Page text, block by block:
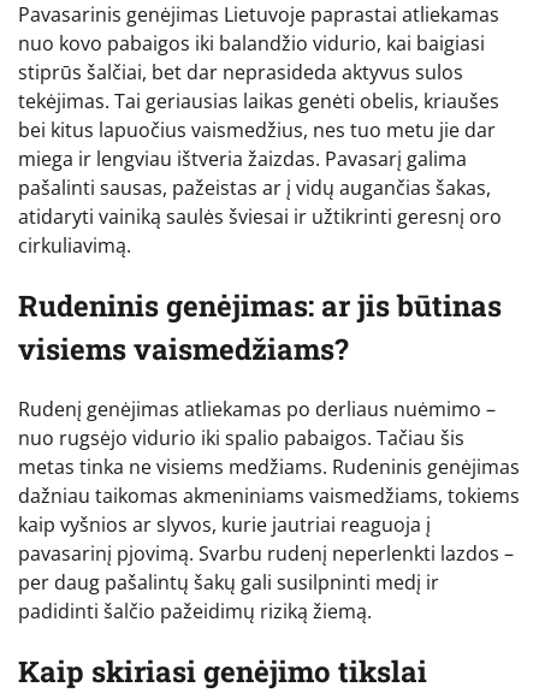
Pavasarinis genėjimas Lietuvoje paprastai atliekamas
nuo kovo pabaigos iki balandžio vidurio, kai baigiasi
stiprūs šalčiai, bet dar neprasideda aktyvus sulos
tekėjimas. Tai geriausias laikas genėti obelis, kriaušes
bei kitus lapuočius vaismedžius, nes tuo metu jie dar
miega ir lengviau ištveria žaizdas. Pavasarį galima
pašalinti sausas, pažeistas ar į vidų augančias šakas,
atidaryti vainiką saulės šviesai ir užtikrinti geresnį oro
cirkuliavimą.
Rudeninis genėjimas: ar jis būtinas
visiems vaismedžiams?
Rudenį genėjimas atliekamas po derliaus nuėmimo –
nuo rugsėjo vidurio iki spalio pabaigos. Tačiau šis
metas tinka ne visiems medžiams. Rudeninis genėjimas
dažniau taikomas akmeniniams vaismedžiams, tokiems
kaip vyšnios ar slyvos, kurie jautriai reaguoja į
pavasarinį pjovimą. Svarbu rudenį neperlenkti lazdos –
per daug pašalintų šakų gali susilpninti medį ir
padidinti šalčio pažeidimų riziką žiemą.
Kaip skiriasi genėjimo tikslai